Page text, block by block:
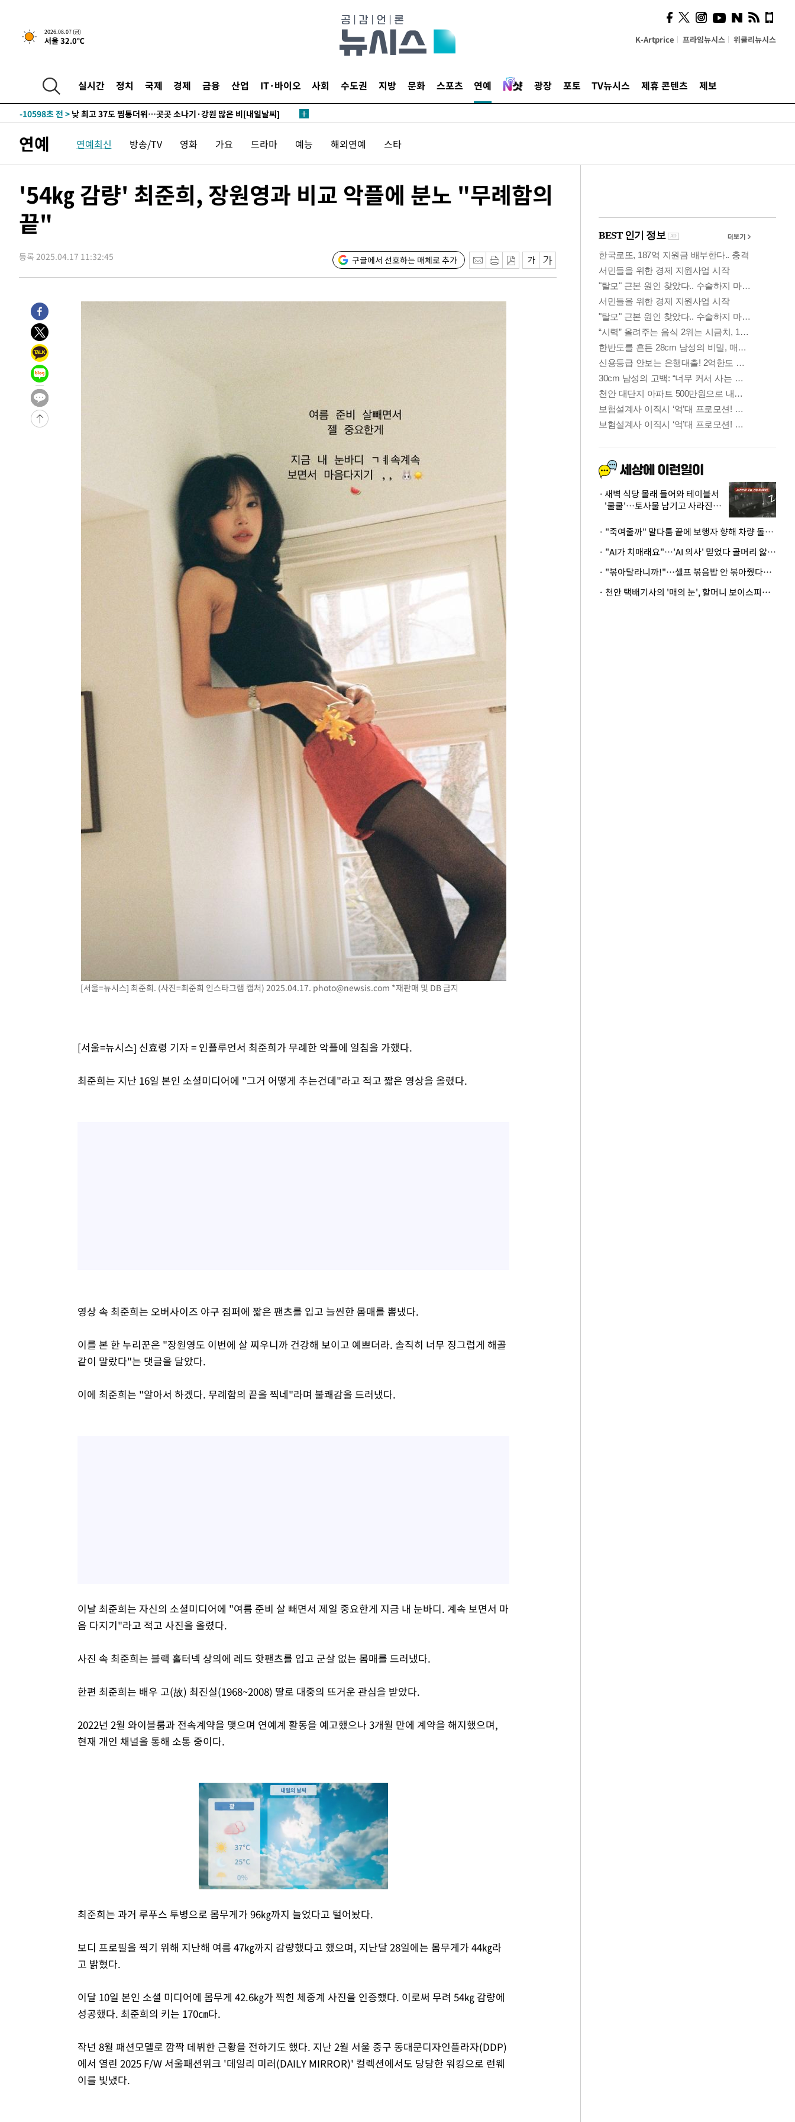
2026.08.07 (금)
서울 32.0℃ K-Artprice 프라임뉴시스 위클리뉴시스
실시간 정치 국제 경제 금융 산업 IT·바이오 사회 수도권 지방 문화 스포츠 연예 광장 포토 TV뉴시스 제휴 콘텐츠 제보
↓-22047초 전 >[속보]이 대통령 "부동산 공급 기존 사고방식 매달리지 말고 과감히
실천"
-21132초 전 >이란, "오만과 '중앙 단일 루트' 합의…북쪽 인바운드·남쪽 아웃바
-12664초 전 >
[속보]이 대통령, '호우피해' 안동·의성 관할 4개 면 특별재난지역
-12627초 전 >
갈 수도
-10598초 전 > 낮 최고 37도 찜통더위…곳곳 소나기·강원 많은 비[내일날씨]
응"
-5760초 전 >
여자배구 이재영·이다영 자매, 아제르바이잔 투란VC 입단
-5013초 전 >외국인 심판 성 접대 7경기 들여다보니…한국 축구 '5승 2무'
-4700초 전 >[속보]코스피, 6200선 약보합…0.60% 내린 6258.77에 마쳐
-4680초 전 >
-4569초 전 >
-532초 전 >외신들도 주목한 韓축구 파문…"국민적 공분에 수사 재개"
-503초 전 >11시간 압수수색에 성접대 파문까지…'쑥대밭' 된 축구협회
-29617초 전 >
-26756초 전 >
하향수정 (2보)
-26204초 전 >
-22067초 전 >
실천"
-21152초 전 >
운드는 임시"
-12720초 전 >
-12684초 전 >
선포
-12647초 전 >
낮 최고 37도 찜통더위…곳곳 소나기·강원 많은 비[내일날씨]
SK하이닉스, 용인·청주 팹에 54조 투자…"AI 메모리 수요 선제 대
여자배구 이재영·이다영 자매, 아제르바이잔 투란VC 입단
외국인 심판 성 접대 7경기 들여다보니…한국 축구 '5승 2무'
[속보]코스닥, 2.86포인트(0.36%) 내린 798.81마감
[속보]코스피, 6200선 약보합…0.60% 내린 6258.77에 마쳐
[속보]원·달러 환율, 7.7원 내린 1416.1원 마감
[속보] 노원서 40.1도 관측…서울, 2018년 이후 첫 40도
[속보]종합특검, '계엄 수용공간 확보' 신용해 前교정본부장 기소
외신들도 주목한 韓축구 파문…"국민적 공분에 수사 재개"
11시간 압수수색에 성접대 파문까지…'쑥대밭' 된 축구협회
[속보]규제합리화위원회 부위원장에 김태유 서울대 공대 교수…이병태 후
연예 연예최신 방송/TV 영화 가요 드라마 예능 해외연예 스타
'54㎏ 감량' 최준희, 장원영과 비교 악플에 분노 "무례함의
끝"
등록 2025.04.17 11:32:45 구글에서 선호하는 매체로 추가
[서울=뉴시스] 최준희. (사진=최준희 인스타그램 캡처) 2025.04.17. photo@newsis.com *재판매 및 DB 금지
[서울=뉴시스] 신효령 기자 = 인플루언서 최준희가 무례한 악플에 일침을 가했다.
최준희는 지난 16일 본인 소셜미디어에 "그거 어떻게 추는건데"라고 적고 짧은 영상을 올렸다.
영상 속 최준희는 오버사이즈 야구 점퍼에 짧은 팬츠를 입고 늘씬한 몸매를 뽐냈다.
이를 본 한 누리꾼은 "장원영도 이번에 살 찌우니까 건강해 보이고 예쁘더라. 솔직히 너무 징그럽게 해골
같이 말랐다"는 댓글을 달았다.
이에 최준희는 "알아서 하겠다. 무례함의 끝을 찍네"라며 불쾌감을 드러냈다.
이날 최준희는 자신의 소셜미디어에 "여름 준비 살 빼면서 제일 중요한게 지금 내 눈바디. 계속 보면서 마
음 다지기"라고 적고 사진을 올렸다.
사진 속 최준희는 블랙 홀터넥 상의에 레드 핫팬츠를 입고 군살 없는 몸매를 드러냈다.
한편 최준희는 배우 고(故) 최진실(1968~2008) 딸로 대중의 뜨거운 관심을 받았다.
2022년 2월 와이블룸과 전속계약을 맺으며 연예계 활동을 예고했으나 3개월 만에 계약을 해지했으며,
현재 개인 채널을 통해 소통 중이다.
최준희는 과거 루푸스 투병으로 몸무게가 96㎏까지 늘었다고 털어놨다.
보디 프로필을 찍기 위해 지난해 여름 47㎏까지 감량했다고 했으며, 지난달 28일에는 몸무게가 44㎏라
고 밝혔다.
이달 10일 본인 소셜 미디어에 몸무게 42.6㎏가 찍힌 체중계 사진을 인증했다. 이로써 무려 54㎏ 감량에
성공했다. 최준희의 키는 170㎝다.
작년 8월 패션모델로 깜짝 데뷔한 근황을 전하기도 했다. 지난 2월 서울 중구 동대문디자인플라자(DDP)
에서 열린 2025 F/W 서울패션위크 '데일리 미러(DAILY MIRROR)' 컬렉션에서도 당당한 워킹으로 런웨
이를 빛냈다.
시, 스마트폰 액세서리에
NFC 더했다
새벽 식당 몰래 들어와 테이블서
'쿨쿨'…토사물 남기고 사라진 남
· "죽여줄까" 말다툼 끝에 보행자 향해 차량 돌진…50대 여성 중상
· "AI가 치매래요"…'AI 의사' 믿었다 골머리 앓는 美 의료계 '경고'
· "볶아달라니까!"…셀프 볶음밥 안 볶아줬다고 사장 폭행한 손님
· 천안 택배기사의 '매의 눈', 할머니 보이스피싱 피해 막아